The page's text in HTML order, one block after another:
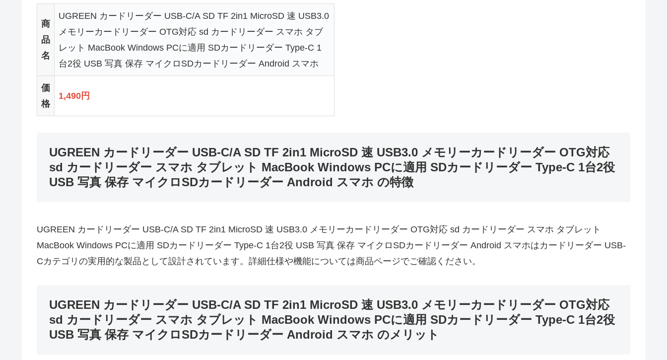
商
品
名
UGREEN カードリーダー USB-C/A SD TF 2in1 MicroSD 速 USB3.0
メモリーカードリーダー OTG対応 sd カードリーダー スマホ タブ
レット MacBook Windows PCに適用 SDカードリーダー Type-C 1
台2役 USB 写真 保存 マイクロSDカードリーダー Android スマホ
価
格
1,490円
UGREEN カードリーダー USB-C/A SD TF 2in1 MicroSD 速 USB3.0 メモリーカードリーダー OTG対応
sd カードリーダー スマホ タブレット MacBook Windows PCに適用 SDカードリーダー Type-C 1台2役
USB 写真 保存 マイクロSDカードリーダー Android スマホ の特徴
UGREEN カードリーダー USB-C/A SD TF 2in1 MicroSD 速 USB3.0 メモリーカードリーダー OTG対応 sd カードリーダー スマホ タブレット
MacBook Windows PCに適用 SDカードリーダー Type-C 1台2役 USB 写真 保存 マイクロSDカードリーダー Android スマホはカードリーダー USB-
Cカテゴリの実用的な製品として設計されています。詳細仕様や機能については商品ページでご確認ください。
UGREEN カードリーダー USB-C/A SD TF 2in1 MicroSD 速 USB3.0 メモリーカードリーダー OTG対応
sd カードリーダー スマホ タブレット MacBook Windows PCに適用 SDカードリーダー Type-C 1台2役
USB 写真 保存 マイクロSDカードリーダー Android スマホ のメリット